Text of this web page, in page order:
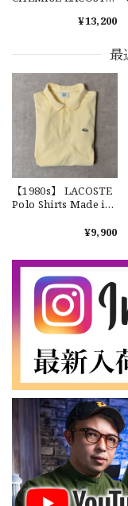
2026/
2026/
DSA
なかなか見つから
うございました！
３
2026/
France フレンチラコ
No.1-2
¥13,200
最
【1980s】 LACOSTE
Polo Shirts Made in
ステ ポロシャツ¥9,900